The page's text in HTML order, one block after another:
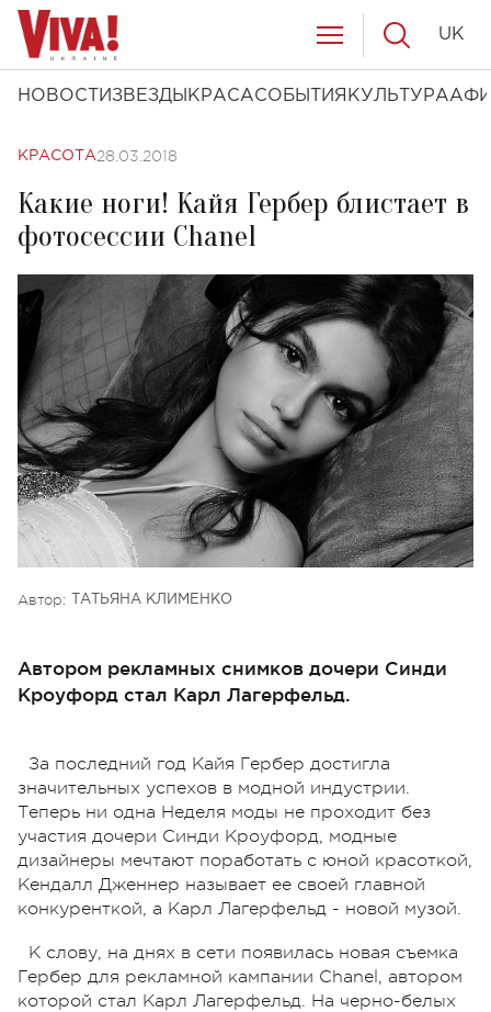
НОВОСТИ ЗВЕЗДЫ КРАСАСОБЫТИЯ КУЛЬТУРА
UK
КРАСОТА28.03.2018
Какие ноги! Кайя Гербер блистает в
фотосессии Chanel
Автор: ТАТЬЯНА КЛИМЕНКО
Автором рекламных снимков дочери Синди
Кроуфорд стал Карл Лагерфельд.
За последний год Кайя Гербер достигла
значительных успехов в модной индустрии.
Теперь ни одна Неделя моды не проходит без
участия дочери Синди Кроуфорд, модные
дизайнеры мечтают поработать с юной красоткой,
Кендалл Дженнер называет ее своей главной
конкуренткой, а Карл Лагерфельд - новой музой.
К слову, на днях в сети появилась новая съемка
Гербер для рекламной кампании Chanel, автором
которой стал Карл Лагерфельд. На черно-белых